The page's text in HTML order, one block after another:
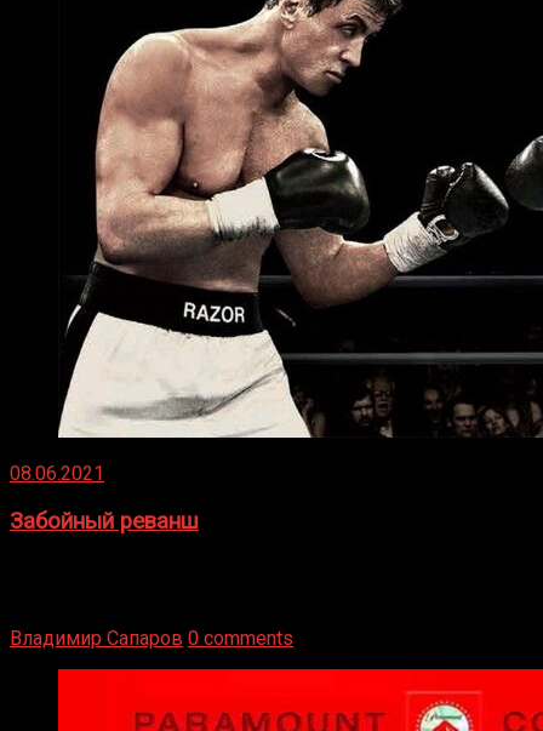
08.06.2021
Забойный реванш
Владимир Сапаров 0 comments